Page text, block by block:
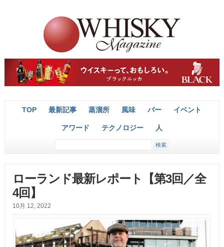
TOP 最新記事 蒸溜所 風味 バー イベント
アワード テクノロジー 人
ローランド最新レポート【第3回／全
4回】
10月 12, 2022